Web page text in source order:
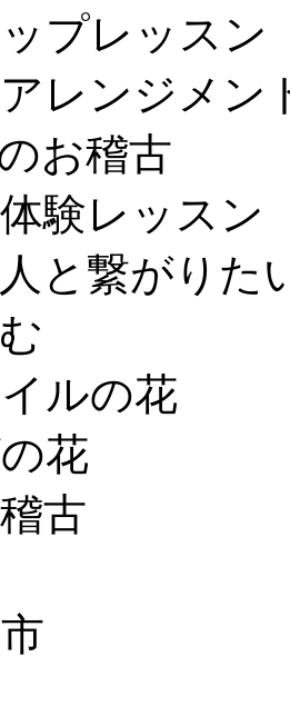
プレッスン
レンジメン
お稽古
験レッスン
と繋がりた
ルの花
花
古